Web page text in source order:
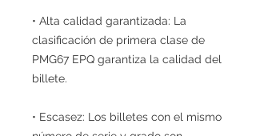
• Alta calidad garantizada: La
clasificación de primera clase de
PMG67 EPQ garantiza la calidad del
billete.
• Escasez: Los billetes con el mismo